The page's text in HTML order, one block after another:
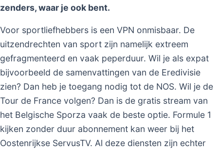
zenders, waar je ook bent.
Voor sportliefhebbers is een VPN onmisbaar. De
uitzendrechten van sport zijn namelijk extreem
gefragmenteerd en vaak peperduur. Wil je als expat
bijvoorbeeld de samenvattingen van de Eredivisie
zien? Dan heb je toegang nodig tot de NOS. Wil je de
Tour de France volgen? Dan is de gratis stream van
het Belgische Sporza vaak de beste optie. Formule 1
kijken zonder duur abonnement kan weer bij het
Oostenrijkse ServusTV. Al deze diensten zijn echter